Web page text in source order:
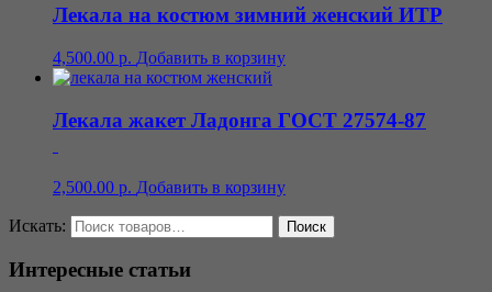
Лекала на костюм зимний женский ИТР
4,500.00 р. Добавить в корзину
Лекала жакет Ладонга ГОСТ 27574-87
2,500.00 р. Добавить в корзину
Искать:
Интересные статьи